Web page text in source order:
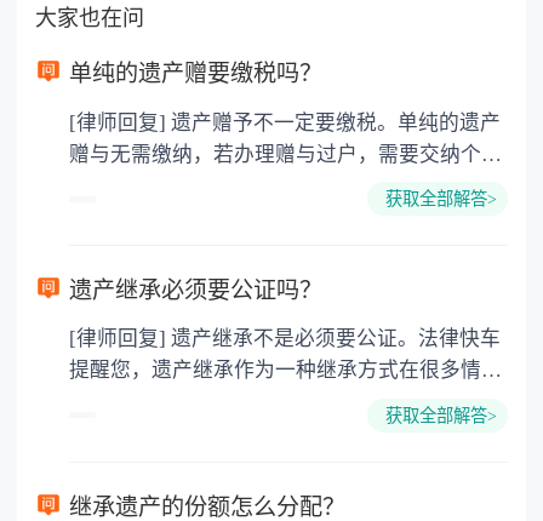
大家也在问
单纯的遗产赠要缴税吗？
[律师回复] 遗产赠予不一定要缴税。单纯的遗产
赠与无需缴纳，若办理赠与过户，需要交纳个人
所得税、契税和公证费。赠与过户是没有增值税
要缴纳公证费，具体如下： 1. 公证费：按房
3. 印花税：按房屋评估价的0.05%缴纳 4. 土
地增值税：按房价1%缴纳 5. 房屋产权登记费：
获取全部解答>
遗产继承必须要公证吗？
[律师回复] 遗产继承不是必须要公证。法律快车
提醒您，遗产继承作为一种继承方式在很多情况
下都是不需要公证的，当然，如果需要公正的也
以防对财产继承发生纠纷，可以对遗产继承进行
获取全部解答>
继承遗产的份额怎么分配？